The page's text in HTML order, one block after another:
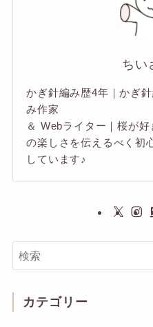
ちい
かぎ針編み歴4年｜かぎ
み作家
＆ Webライター｜桜が
の楽しさを伝えるべく初
しています♪
カテゴリー